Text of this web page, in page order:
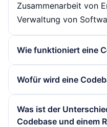
Zusammenarbeit von
Verwaltung von
Wie funktioniert eine
der Organisation und
Entwickler arbeiten an
Wofür wird eine
Was ist der
Codebase und einem